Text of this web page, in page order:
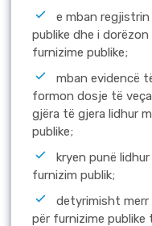
e mban
publike dhe i
furnizime publike;
mban evidencë
formon dosje të
gjëra të gjera lidhur
publike;
kryen punë
furnizim publik;
detyrimisht merr
për furnizime publike